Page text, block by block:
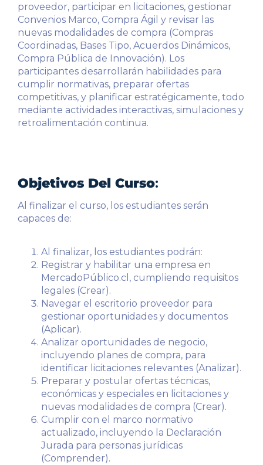
proveedor, participar en licitaciones, gestionar
Convenios Marco, Compra Ágil y revisar las
nuevas modalidades de compra (Compras
Coordinadas, Bases Tipo, Acuerdos Dinámicos,
Compra Pública de Innovación). Los
participantes desarrollarán habilidades para
cumplir normativas, preparar ofertas
competitivas, y planificar estratégicamente, todo
mediante actividades interactivas, simulaciones y
retroalimentación continua.
Objetivos Del Curso:
Al finalizar el curso, los estudiantes serán
capaces de:
Al finalizar, los estudiantes podrán:
Registrar y habilitar una empresa en
MercadoPúblico.cl, cumpliendo requisitos
legales (Crear).
Navegar el escritorio proveedor para
gestionar oportunidades y documentos
(Aplicar).
Analizar oportunidades de negocio,
incluyendo planes de compra, para
identificar licitaciones relevantes (Analizar).
Preparar y postular ofertas técnicas,
económicas y especiales en licitaciones y
nuevas modalidades de compra (Crear).
Cumplir con el marco normativo
actualizado, incluyendo la Declaración
Jurada para personas jurídicas
(Comprender).